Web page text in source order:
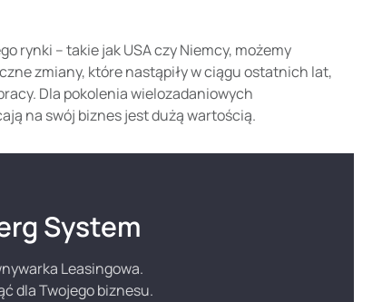
rynki – takie jak USA czy Niemcy, możemy
zmiany, które nastąpiły w ciągu ostatnich lat,
Dla pokolenia wielozadaniowych
na swój biznes jest dużą wartością.
System
Leasingowa.
dla Twojego biznesu.